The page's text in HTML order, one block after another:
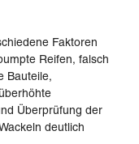
Faktoren
Reifen, falsch
Bauteile,
Überprüfung der
deutlich